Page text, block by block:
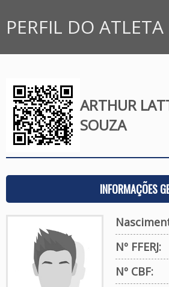
PERFIL DO ATLETA
ARTHUR
SOUZA
INFORMAÇÕES
Nº FFERJ:
Nº CBF: